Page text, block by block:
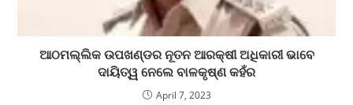
ଆଠମଲ୍ଲିକ ଉପଖଣ୍ଡର ନୂତନ ଆରକ୍ଷୀ ଅଧିକାରୀ ଭାବେ
ଦାୟିତ୍ୱ ନେଲେ ବାଳକୃଷ୍ଣ କହଁର
April 7, 2023